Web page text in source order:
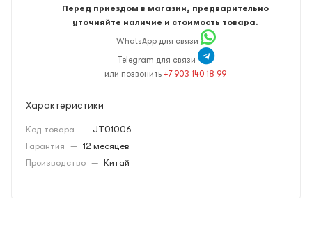
Перед приездом в магазин, предварительно
уточняйте наличие и стоимость товара.
WhatsApp для связи
Telegram для связи
или позвонить +7 903 140 18 99
Характеристики
Код товара — JT01006
Гарантия — 12 месяцев
Производство — Китай